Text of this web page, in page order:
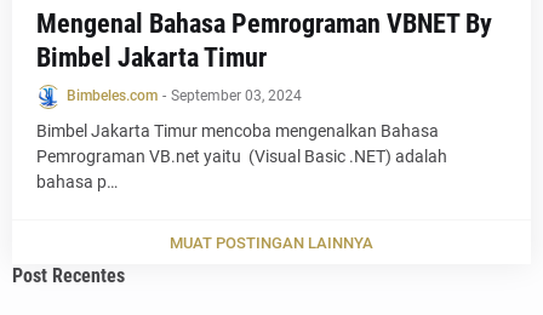
Mengenal Bahasa Pemrograman VBNET By
Bimbel Jakarta Timur
Bimbeles.com - September 03, 2024
Bimbel Jakarta Timur mencoba mengenalkan Bahasa
Pemrograman VB.net yaitu (Visual Basic .NET) adalah
bahasa p…
MUAT POSTINGAN LAINNYA
Post Recentes